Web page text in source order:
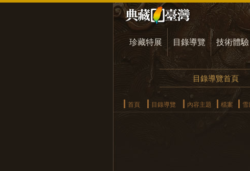
珍藏特展 目錄導覽 技術體驗
目錄導覽首頁
首頁 目錄導覽 內容主題 檔案